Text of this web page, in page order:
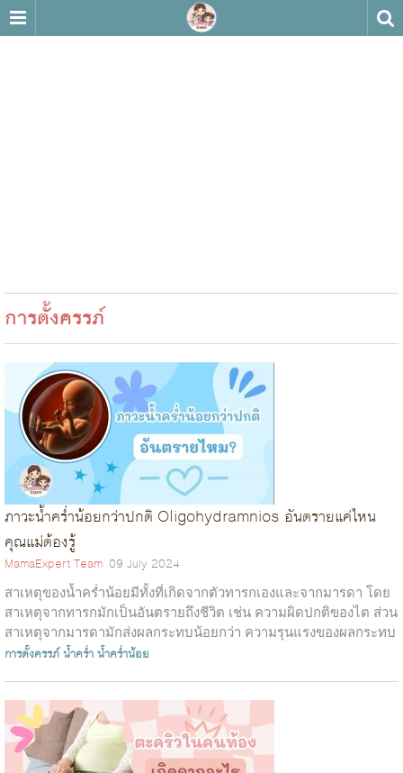
การตั้งครรภ์
ภาวะน้ำคร่ำน้อยกว่าปกติ Oligohydramnios อันตรายแค่ไหน
คุณแม่ต้องรู้
MamaExpert Team 09 July 2024
สาเหตุของน้ำคร่ำน้อยมีทั้งที่เกิดจากตัวทารกเองและจากมารดา โดย
สาเหตุจากทารกมักเป็นอันตรายถึงชีวิต เช่น ความผิดปกติของไต ส่วน
สาเหตุจากมารดามักส่งผลกระทบน้อยกว่า ความรุนแรงของผลกระทบ
ขึ้นอยู่กับปริมาณน้...
การตั้งครรภ์น้ำคร่ำน้ำคร่ำน้อย